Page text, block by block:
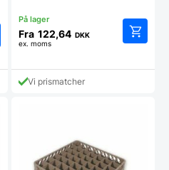
Fra 122,64 DKK
ex. moms
Vi prismatcher